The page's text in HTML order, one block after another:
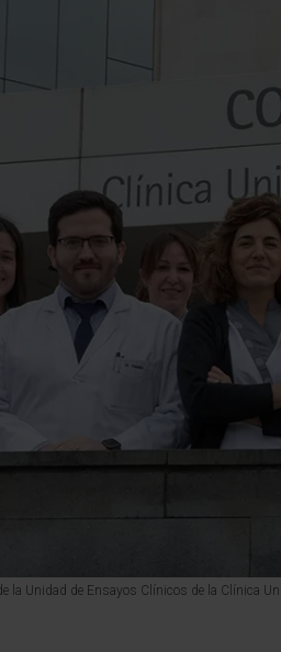
la Unidad de Ensayos Clínicos de la Clínica